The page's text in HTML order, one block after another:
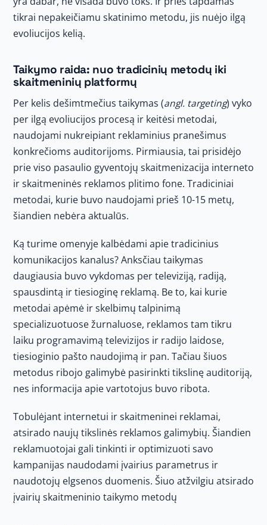
tikrai nepakeičiamu skatinimo metodu, jis nuėjo ilgą
evoliucijos kelią.
Taikymo raida: nuo tradicinių metodų iki
skaitmeninių platformų
Per kelis dešimtmečius taikymas (angl. targeting) vyko
per ilgą evoliucijos procesą ir keitėsi metodai,
naudojami nukreipiant reklaminius pranešimus
konkrečioms auditorijoms. Pirmiausia, tai prisidėjo
prie viso pasaulio gyventojų skaitmenizacija interneto
ir skaitmeninės reklamos plitimo fone. Tradiciniai
metodai, kurie buvo naudojami prieš 10-15 metų,
šiandien nebėra aktualūs.
Ką turime omenyje kalbėdami apie tradicinius
komunikacijos kanalus? Anksčiau taikymas
daugiausia buvo vykdomas per televiziją, radiją,
spausdintą ir tiesioginę reklamą. Be to, kai kurie
metodai apėmė ir skelbimų talpinimą
specializuotuose žurnaluose, reklamos tam tikru
laiku programavimą televizijos ir radijo laidose,
tiesioginio pašto naudojimą ir pan. Tačiau šiuos
metodus ribojo galimybė pasirinkti tikslinę auditoriją,
nes informacija apie vartotojus buvo ribota.
Tobulėjant internetui ir skaitmeninei reklamai,
atsirado naujų tikslinės reklamos galimybių. Šiandien
reklamuotojai gali tinkinti ir optimizuoti savo
kampanijas naudodami įvairius parametrus ir
naudotojų elgsenos duomenis. Šiuo atžvilgiu atsirado
įvairių skaitmeninio taikymo metodų